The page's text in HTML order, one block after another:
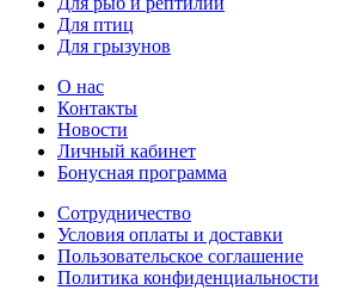
Для птиц
Для грызунов
О нас
Контакты
Новости
Личный кабинет
Бонусная программа
Сотрудничество
Условия оплаты и доставки
Пользовательское соглашение
Политика конфиденциальности